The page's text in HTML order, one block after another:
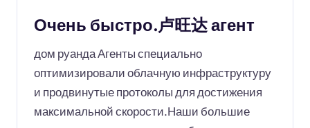
Очень быстро.卢旺达 агент
дом руанда Агенты специально
оптимизировали облачную инфраструктуру
и продвинутые протоколы для достижения
максимальной скорости.Наши большие